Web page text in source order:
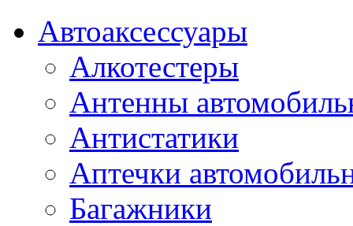
Автоаксессуары
Алкотестеры
Антенны
Антистатики
Аптечки
Багажники